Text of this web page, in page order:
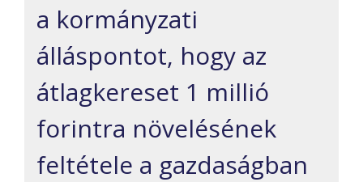
a kormányzati
álláspontot, hogy az
átlagkereset 1 millió
forintra növelésének
feltétele a gazdaságban